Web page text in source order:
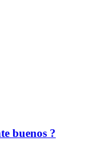
buenos ?